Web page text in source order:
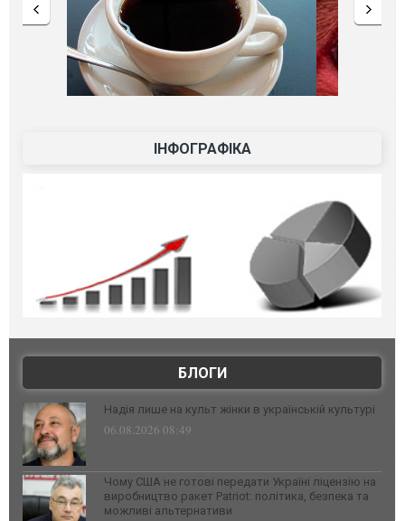
ІНФОГРАФІКА
БЛОГИ
Надія лише на культ жінки в українській культурі
06.08.2026 08:49
Чому США не готові передати Україні ліцензію на
виробництво ракет Patriot: політика, безпека та
можливі альтернативи